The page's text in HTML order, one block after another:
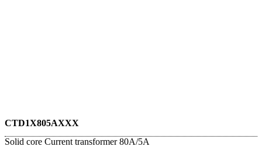
CTD1X805AXXX
Solid core Current transformer 80A/5A